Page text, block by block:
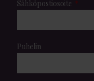
Sähköpostiosoite
Puhelin